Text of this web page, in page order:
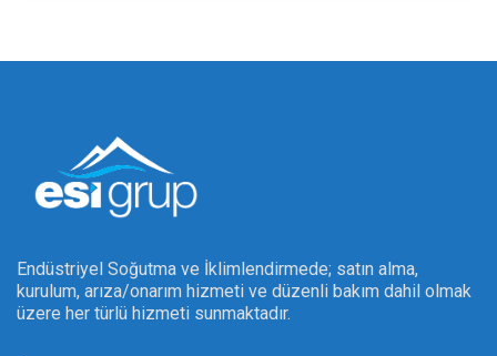
Endüstriyel Soğutma ve İklimlendirmede; satın alma,
kurulum, arıza/onarım hizmeti ve düzenli bakım dahil olmak
üzere her türlü hizmeti sunmaktadır.